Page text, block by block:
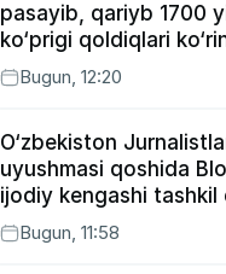
pasayib, qariyb 1700
ko‘prigi qoldiqlari
Bugun, 12:20
O‘zbekiston
uyushmasi qoshida
ijodiy kengashi tashkil
Bugun, 11:58